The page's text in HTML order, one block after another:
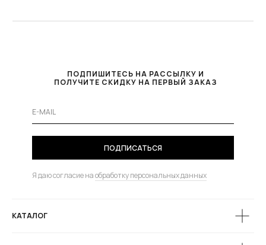
ПОДПИШИТЕСЬ НА РАССЫЛКУ И
ПОЛУЧИТЕ СКИДКУ НА ПЕРВЫЙ ЗАКАЗ
ПОДПИСАТЬСЯ
Я даю согласие наобработку персональных данных
КАТАЛОГ